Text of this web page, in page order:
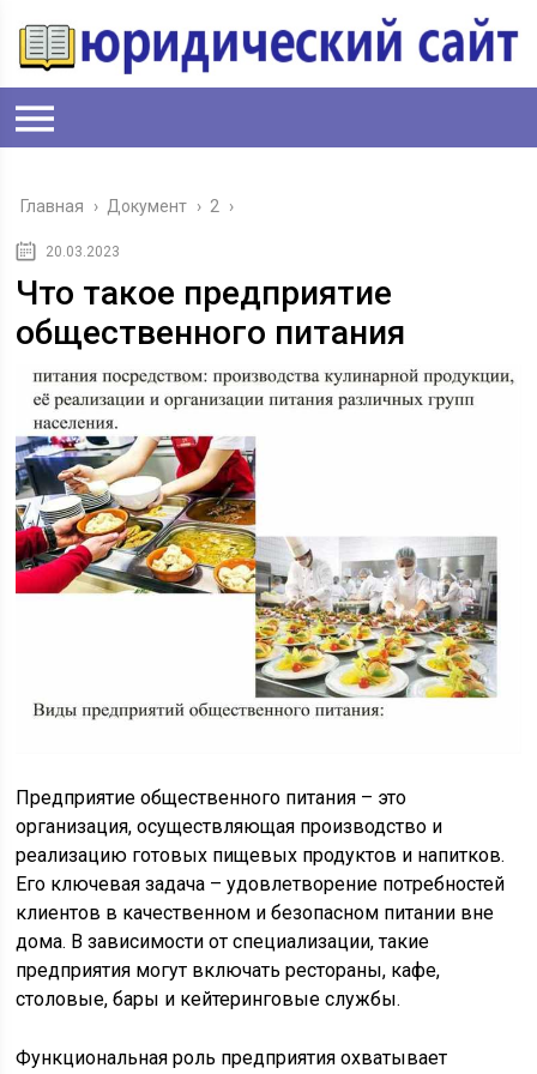
Главная › Документ › 2 ›
20.03.2023
Что такое предприятие
общественного питания
Предприятие общественного питания – это
организация, осуществляющая производство и
реализацию готовых пищевых продуктов и напитков.
Его ключевая задача – удовлетворение потребностей
клиентов в качественном и безопасном питании вне
дома. В зависимости от специализации, такие
предприятия могут включать рестораны, кафе,
столовые, бары и кейтеринговые службы.
Функциональная роль предприятия охватывает